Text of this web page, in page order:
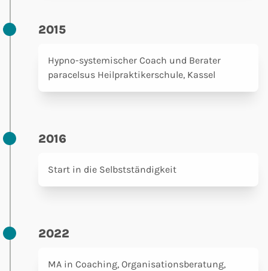
2015
Hypno-systemischer Coach und Berater
paracelsus Heilpraktikerschule, Kassel
2016
Start in die Selbstständigkeit
2022
MA in Coaching, Organisationsberatung,